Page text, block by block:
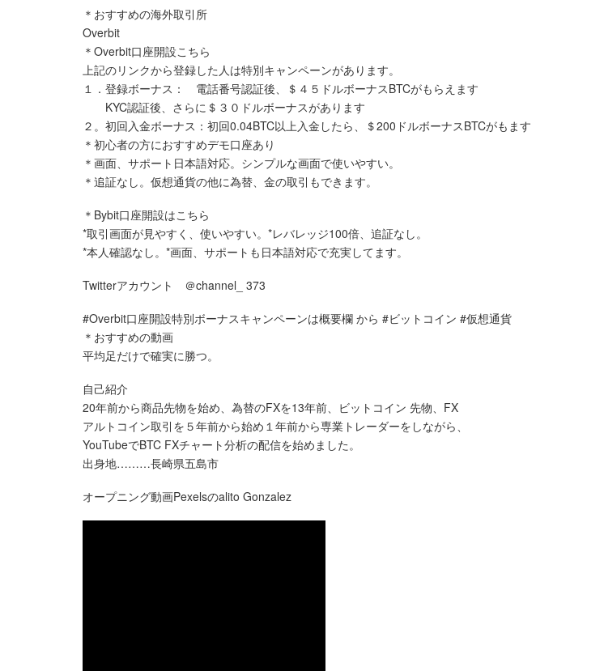
＊おすすめの海外取引所
Overbit
＊Overbit口座開設こちら
上記のリンクから登録した人は特別キャンペーンがあります。
１．登録ボーナス： 電話番号認証後、＄４５ドルボーナスBTCがもらえます
KYC認証後、さらに＄３０ドルボーナスがあります
２。初回入金ボーナス：初回0.04BTC以上入金したら、＄200ドルボーナスBTCがもます
＊初心者の方におすすめデモ口座あり
＊画面、サポート日本語対応。シンプルな画面で使いやすい。
＊追証なし。仮想通貨の他に為替、金の取引もできます。
＊Bybit口座開設はこちら
*取引画面が見やすく、使いやすい。*レバレッジ100倍、追証なし。
*本人確認なし。*画面、サポートも日本語対応で充実してます。
Twitterアカウント ＠channel_ 373
#Overbit口座開設特別ボーナスキャンペーンは概要欄 から #ビットコイン #仮想通貨
＊おすすめの動画
平均足だけで確実に勝つ。
自己紹介
20年前から商品先物を始め、為替のFXを13年前、ビットコイン 先物、FX
アルトコイン取引を５年前から始め１年前から専業トレーダーをしながら、
YouTubeでBTC FXチャート分析の配信を始めました。
出身地………長崎県五島市
オープニング動画Pexelsのalito Gonzalez